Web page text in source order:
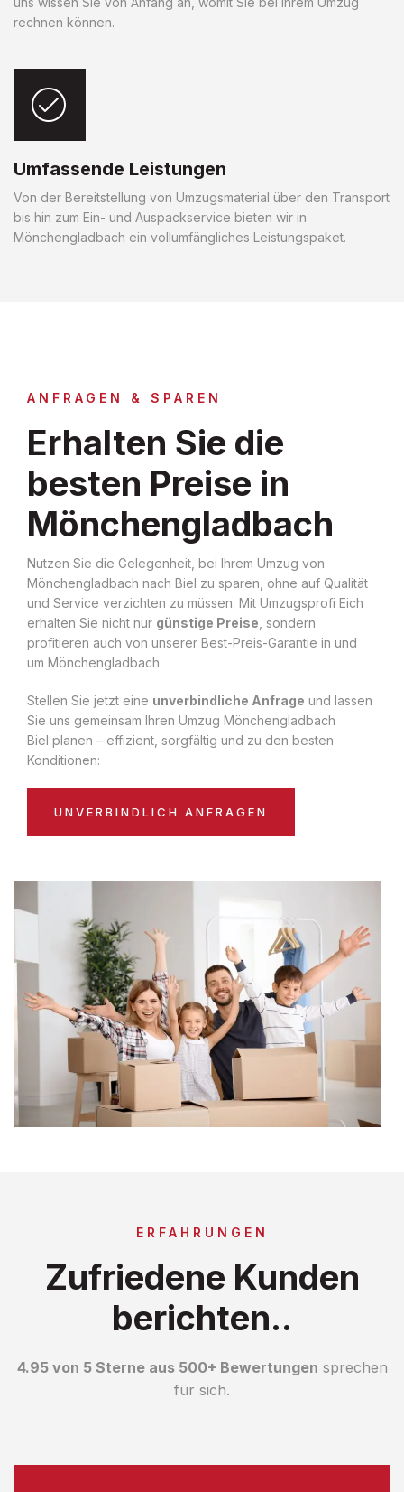
rechnen können.
Umfassende Leistungen
Von der Bereitstellung von Umzugsmaterial über den Transport
bis hin zum Ein- und Auspackservice bieten wir in
Mönchengladbach ein vollumfängliches Leistungspaket.
ANFRAGEN & SPAREN
Erhalten Sie die
besten Preise in
Mönchengladbach
Nutzen Sie die Gelegenheit, bei Ihrem Umzug von
Mönchengladbach nach Biel zu sparen, ohne auf Qualität
und Service verzichten zu müssen. Mit Umzugsprofi Eich
erhalten Sie nicht nur günstige Preise , sondern
profitieren auch von unserer Best-Preis-Garantie in und
um Mönchengladbach.
Stellen Sie jetzt eine unverbindliche Anfrage und lassen
Sie uns gemeinsam Ihren Umzug Mönchengladbach
Biel planen – effizient, sorgfältig und zu den besten
Konditionen:
UNVERBINDLICH ANFRAGEN
ERFAHRUNGEN
Zufriedene Kunden
berichten..
4.95 von 5 Sterne aus 500+ Bewertungen sprechen
für sich.